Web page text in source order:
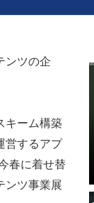
ンツの企
キーム構築
営するアプ
春に着せ替
ンツ事業展